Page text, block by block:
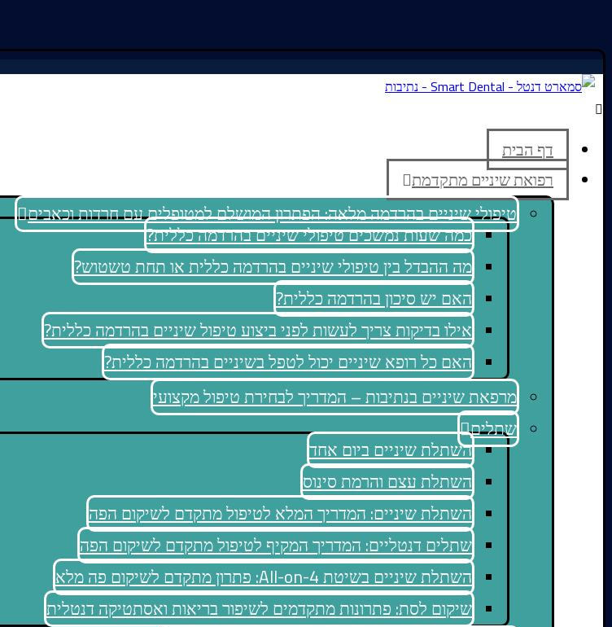
דף הבית
רפואת שיניים מתקדמת
טיפולי שיניים בהרדמה מלאה: הפתרון המושלם למטופלים עם חרדות וכאבים
כמה שעות נמשכים טיפולי שיניים בהרדמה כללית?
מה ההבדל בין טיפולי שיניים בהרדמה כללית או תחת טשטוש?
האם יש סיכון בהרדמה כללית?
אילו בדיקות צריך לעשות לפני ביצוע טיפול שיניים בהרדמה כללית?
האם כל רופא שיניים יכול לטפל בשיניים בהרדמה כללית?
מרפאת שיניים בנתיבות – המדריך לבחירת טיפול מקצועי
שתלים
השתלת שיניים ביום אחד
השתלת עצם והרמת סינוס
השתלת שיניים: המדריך המלא לטיפול מתקדם לשיקום הפה
שתלים דנטליים: המדריך המקיף לטיפול מתקדם לשיקום הפה
השתלת שיניים בשיטת All-on-4: פתרון מתקדם לשיקום פה מלא
שיקום לסת: פתרונות מתקדמים לשיפור בריאות ואסתטיקה דנטלית